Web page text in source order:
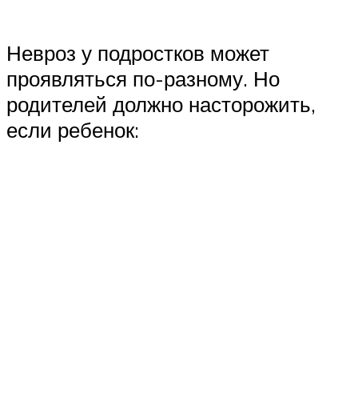
Невроз у подростков может
проявляться по-разному. Но
родителей должно насторожить,
если ребенок: